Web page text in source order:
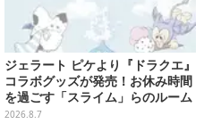
ジェラート ピケより『ドラクエ』
コラボグッズが発売！お休み時間
を過ごす「スライム」らのルーム
ウェア、雑貨など多数ラインナッ
2026.8.7